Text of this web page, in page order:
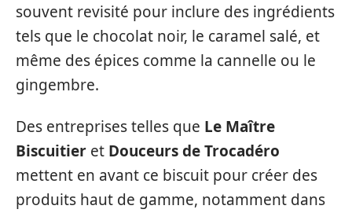
souvent revisité pour inclure des ingrédients
tels que le chocolat noir, le caramel salé, et
même des épices comme la cannelle ou le
gingembre.
Des entreprises telles que Le Maître
Biscuitier et Douceurs de Trocadéro
mettent en avant ce biscuit pour créer des
produits haut de gamme, notamment dans